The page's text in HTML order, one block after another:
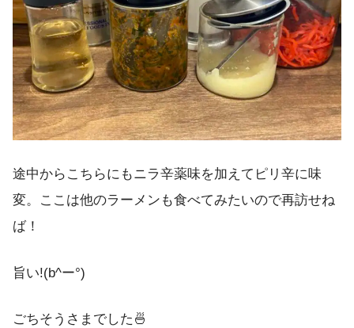
途中からこちらにもニラ辛薬味を加えてピリ辛に味
変。ここは他のラーメンも食べてみたいので再訪せね
ば！
旨い!(b^ー°)
ごちそうさまでした🍜